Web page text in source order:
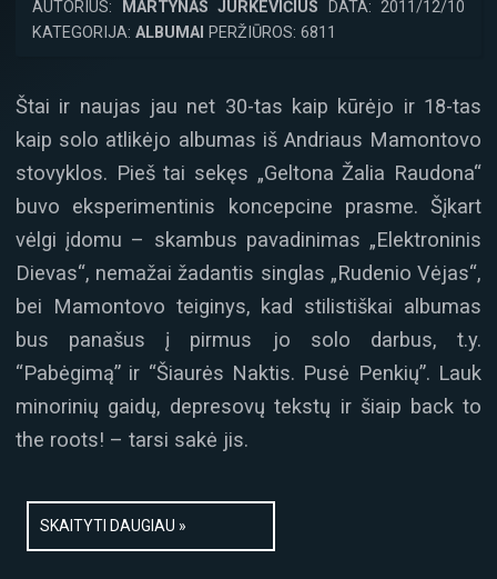
AUTORIUS: MARTYNAS JURKEVIČIUS DATA: 2011/12/10
KATEGORIJA: ALBUMAI PERŽIŪROS: 6811
Štai ir naujas jau net 30-tas kaip kūrėjo ir 18-tas
kaip solo atlikėjo albumas iš Andriaus Mamontovo
stovyklos. Pieš tai sekęs „Geltona Žalia Raudona“
buvo eksperimentinis koncepcine prasme. Šįkart
vėlgi įdomu – skambus pavadinimas „Elektroninis
Dievas“, nemažai žadantis singlas „Rudenio Vėjas“,
bei Mamontovo teiginys, kad stilistiškai albumas
bus panašus į pirmus jo solo darbus, t.y.
“Pabėgimą” ir “Šiaurės Naktis. Pusė Penkių”. Lauk
minorinių gaidų, depresovų tekstų ir šiaip back to
the roots! – tarsi sakė jis.
SKAITYTI DAUGIAU »